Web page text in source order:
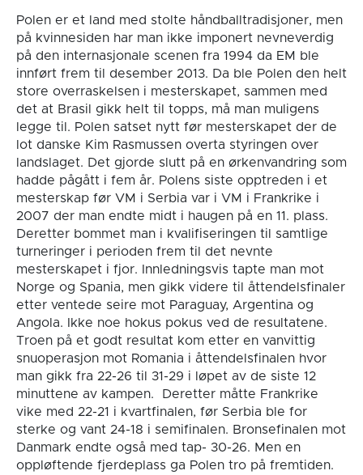
Polen er et land med stolte håndballtradisjoner, men
på kvinnesiden har man ikke imponert nevneverdig
på den internasjonale scenen fra 1994 da EM ble
innført frem til desember 2013. Da ble Polen den helt
store overraskelsen i mesterskapet, sammen med
det at Brasil gikk helt til topps, må man muligens
legge til. Polen satset nytt før mesterskapet der de
lot danske Kim Rasmussen overta styringen over
landslaget. Det gjorde slutt på en ørkenvandring som
hadde pågått i fem år. Polens siste opptreden i et
mesterskap før VM i Serbia var i VM i Frankrike i
2007 der man endte midt i haugen på en 11. plass.
Deretter bommet man i kvalifiseringen til samtlige
turneringer i perioden frem til det nevnte
mesterskapet i fjor. Innledningsvis tapte man mot
Norge og Spania, men gikk videre til åttendelsfinaler
etter ventede seire mot Paraguay, Argentina og
Angola. Ikke noe hokus pokus ved de resultatene.
Troen på et godt resultat kom etter en vanvittig
snuoperasjon mot Romania i åttendelsfinalen hvor
man gikk fra 22-26 til 31-29 i løpet av de siste 12
minuttene av kampen. Deretter måtte Frankrike
vike med 22-21 i kvartfinalen, før Serbia ble for
sterke og vant 24-18 i semifinalen. Bronsefinalen mot
Danmark endte også med tap- 30-26. Men en
oppløftende fjerdeplass ga Polen tro på fremtiden.